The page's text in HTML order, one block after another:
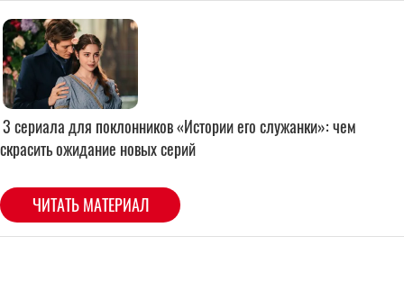
3 сериала для поклонников «Истории его служанки»: чем
скрасить ожидание новых серий
ЧИТАТЬ МАТЕРИАЛ